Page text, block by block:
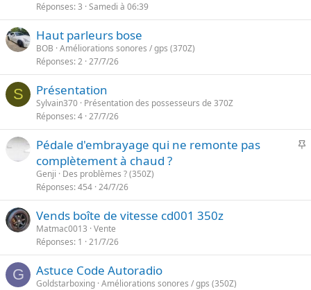
Réponses 3 Samedi à 06:39
Haut parleurs bose
BOB Améliorations sonores / gps (370Z)
Réponses 2 27/7/26
S Présentation
Sylvain370 Présentation des possesseurs de 370Z
Réponses 4 27/7/26
I
r
t
Pédale d'embrayage qui ne remonte pas
complètement à chaud ?
Genji
Des problèmes ? (350Z)
Réponses 454 24/7/26
Vends boîte de vitesse cd001 350z
Matmac0013 Vente
Réponses 1 21/7/26
G Astuce Code Autoradio
Goldstarboxing Améliorations sonores / gps (350Z)